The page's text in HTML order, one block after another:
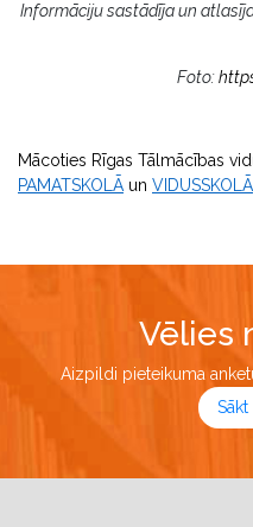
Informāciju sastādīja un
Foto:
Mācoties Rīgas Tālmācības
PAMATSKOLĀ un VIDUSSKOLĀ
Vēlies
Aizpildi pieteikuma